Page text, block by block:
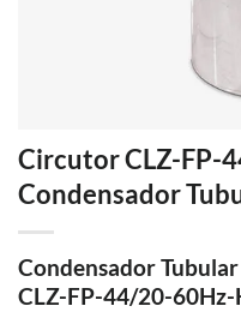
Circutor CLZ-FP-
Condensador
Condensador
CLZ-FP-44/20-60Hz-